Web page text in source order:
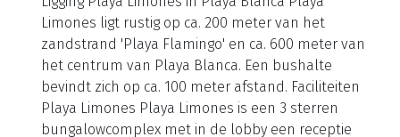
Limones ligt rustig op ca. 200 meter van het
zandstrand 'Playa Flamingo' en ca. 600 meter van
het centrum van Playa Blanca. Een bushalte
bevindt zich op ca. 100 meter afstand. Faciliteiten
Playa Limones Playa Limones is een 3 sterren
bungalowcomplex met in de lobby een receptie